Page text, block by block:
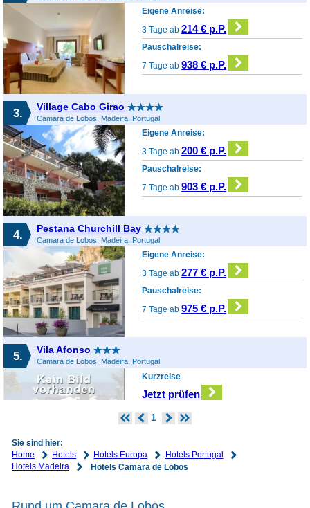
Eigene Anreise:
3 Tage ab214 € p.P.
Pauschalreise:
7 Tage ab938 € p.P.
3. Village Cabo Girao
Camara de Lobos, Madeira, Portugal
Eigene Anreise:
3 Tage ab200 € p.P.
Pauschalreise:
7 Tage ab903 € p.P.
4. Pestana Churchill Bay
Camara de Lobos, Madeira, Portugal
Eigene Anreise:
3 Tage ab277 € p.P.
Pauschalreise:
7 Tage ab975 € p.P.
5. Vila Afonso
Camara de Lobos, Madeira, Portugal
Kurzreise
Jetzt prüfen
1
Sie sind hier:
Home
Hotels Hotels Europa
Hotels Portugal
Hotels Madeira
Hotels Camara de Lobos